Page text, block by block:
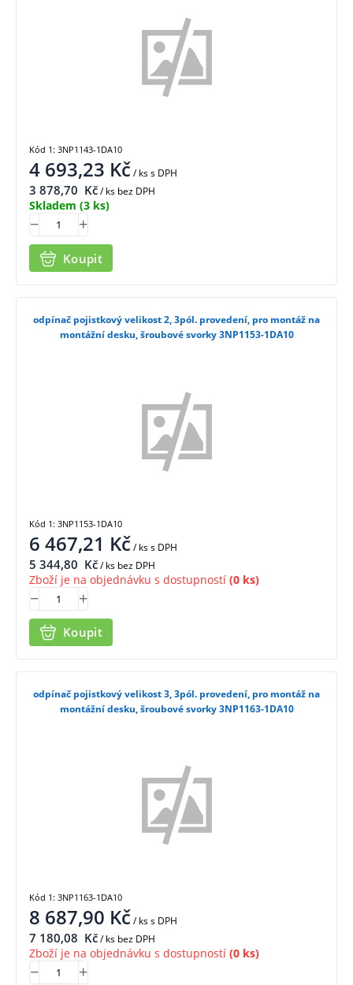
4 693,23 Kč/ kss DPH
3 878,70 Kč/ ks bez DPH
Skladem (3 ks)
Koupit
Kód 1: 3NP1143-1DA10
odpínač pojistkový velikost 2, 3pól. provedení, pro montáž na
montážní desku, šroubové svorky 3NP1153-1DA10
6 467,21 Kč/ kss DPH
5 344,80 Kč/ ks bez DPH
Zboží je na objednávku s dostupností (0 ks)
Koupit
Kód 1: 3NP1153-1DA10
odpínač pojistkový velikost 3, 3pól. provedení, pro montáž na
montážní desku, šroubové svorky 3NP1163-1DA10
8 687,90 Kč/ kss DPH
7 180,08 Kč/ ks bez DPH
Zboží je na objednávku s dostupností (0 ks)
Kód 1: 3NP1163-1DA10